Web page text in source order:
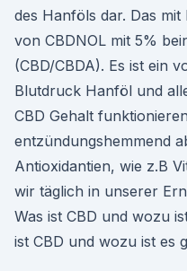
des Hanföls dar. Das mit
von CBDNOL mit 5%
(CBD/CBDA). Es ist ein
Blutdruck Hanföl und
CBD Gehalt
entzündungshemmend
Antioxidantien, wie z.B
wir täglich in unserer
Was ist CBD und wozu
ist CBD und wozu ist es